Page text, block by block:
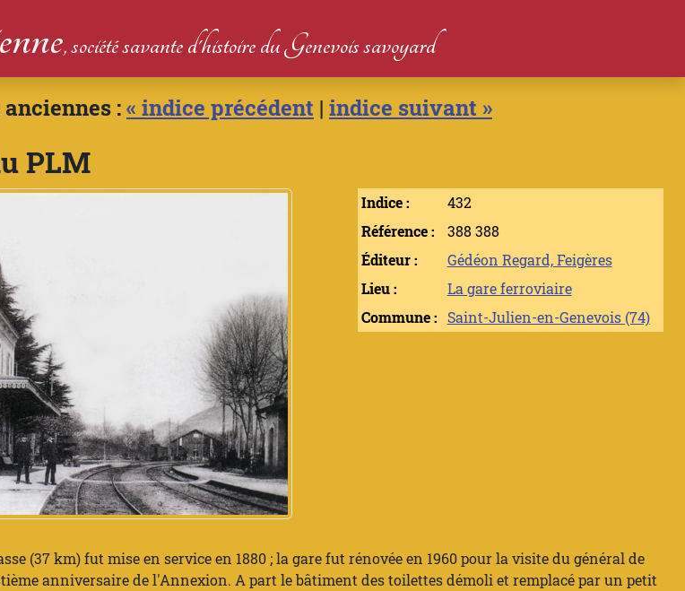
, société savante d'histoire du Genevois savoyard
:« indice précédent | indice suivant »
PLM
Indice :
432
Référence :
388 388
Éditeur :
Gédéon Regard, Feigères
Lieu :
La gare ferroviaire
Commune :
Saint-Julien-en-Genevois (74)
(37 km) fut mise en service en 1880 ; la gare fut rénovée en 1960 pour la visite du général de
anniversaire de l'Annexion. A part le bâtiment des toilettes démoli et remplacé par un petit